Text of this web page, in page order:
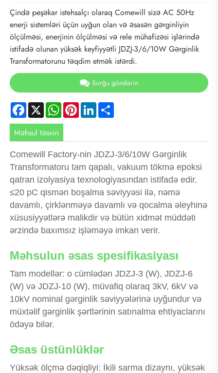
Çində peşəkar istehsalçı olaraq Comewill sizə AC 50Hz
enerji sistemləri üçün uyğun olan və əsasən gərginliyin
ölçülməsi, enerjinin ölçülməsi və rele mühafizəsi işlərində
istifadə olunan yüksək keyfiyyətli JDZJ-3/6/10W Gərginlik
Transformatorunu təqdim etmək istərdi.
Sorğu göndərin
Facebook
X WhatsApp
PinterestLinkedIn
Məhsul təsviri
Comewill Factory-nin JDZJ-3/6/10W Gərginlik
Transformatoru tam qapalı, vakuum tökmə epoksi
qatran izolyasiya texnologiyasından istifadə edir.
≤20 pC qismən boşalma səviyyəsi ilə, nəmə
davamlı, çirklənməyə davamlı və qocalma əleyhinə
xüsusiyyətlərə malikdir və bütün xidmət müddəti
ərzində baxımsız işləməyə imkan verir.
Məhsulun əsas spesifikasiyası
Tam modellər: o cümlədən JDZJ-3 (W), JDZJ-6
(W) və JDZJ-10 (W), müvafiq olaraq 3kV, 6kV və
10kV nominal gərginlik səviyyələrinə uyğundur və
müxtəlif gərginlik şərtlərinin satınalma ehtiyaclarını
ödəyə bilər.
Əsas üstünlüklər
Yüksək ölçmə dəqiqliyi: İkili sarma dizaynı, yüksək